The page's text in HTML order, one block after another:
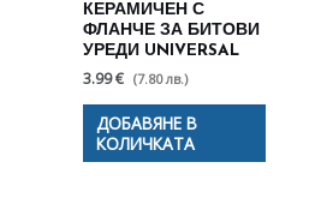
КЕРАМИЧЕН С
ФЛАНЧЕ ЗА БИТОВИ
УРЕДИ UNIVERSAL
3.99 € (7.80 лв.)
ДОБАВЯНЕ В
КОЛИЧКАТА